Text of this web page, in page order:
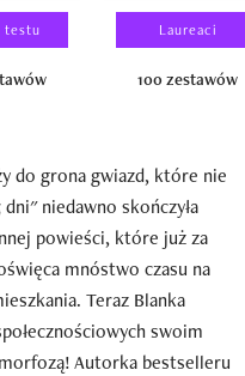
testu Laureaci
100 zestawów
do grona gwiazd, które nie
niedawno skończyła
powieści, które już za
mnóstwo czasu na
Teraz Blanka
swoim
Autorka bestselleru